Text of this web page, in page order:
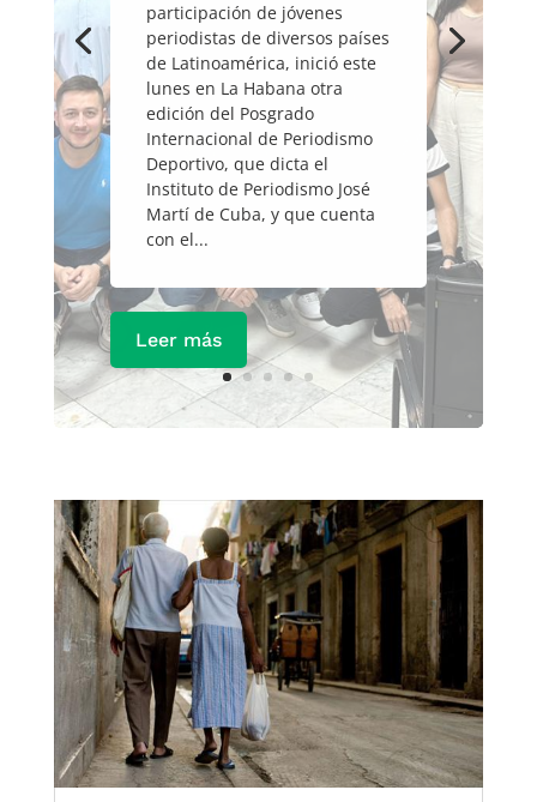
participación de jóvenes
periodistas de diversos países
de Latinoamérica, inició este
lunes en La Habana otra
edición del Posgrado
Internacional de Periodismo
Deportivo, que dicta el
Instituto de Periodismo José
Martí de Cuba, y que cuenta
con el...
Leer más